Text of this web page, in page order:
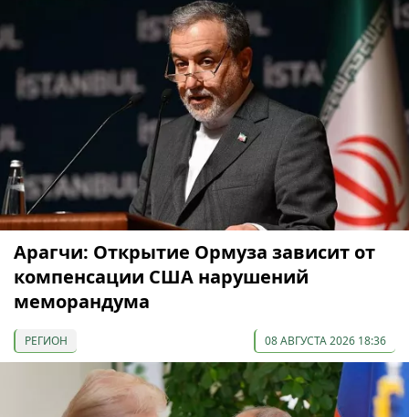
Арагчи: Открытие Ормуза зависит от
компенсации США нарушений
меморандума
РЕГИОН 08 АВГУСТА 2026 18:36